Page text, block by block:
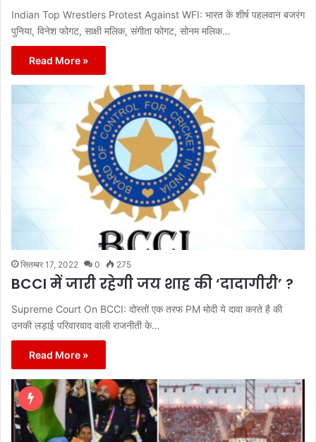
Indian Top Wrestlers Protest Against WFI: भारत के शीर्ष पहलवान बजरंग
पुनिया, विनेश फोगट, साक्षी मलिक, संगीता फोगट, सोनम मलिक…
Read More »
सितम्बर 17, 2022 0 275
BCCI में जारी रहेगी जय शाह की ‘दादागीरी’ ?
Supreme Court On BCCI: दोस्तों एक तरफ PM मोदी ये दावा करते है की
उनकी लड़ाई परिवारवाद वाली राजनीती के…
Read More »